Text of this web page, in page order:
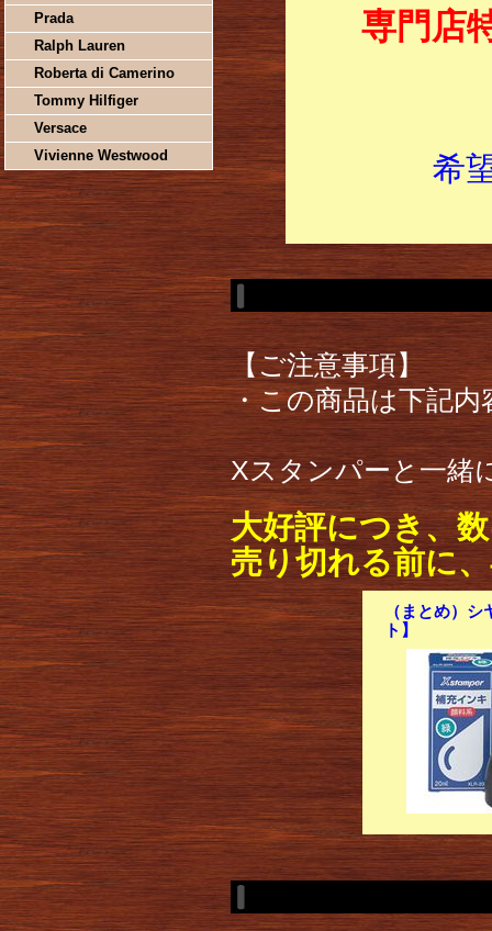
Prada
Ralph Lauren
Roberta di Camerino
Tommy Hilfiger
Versace
Vivienne Westwood
専門店
希
【ご注意事項】
・この商品は下記
Xスタンパーと一緒
大好評につき、
売り切れる前に
（まとめ）
ト】